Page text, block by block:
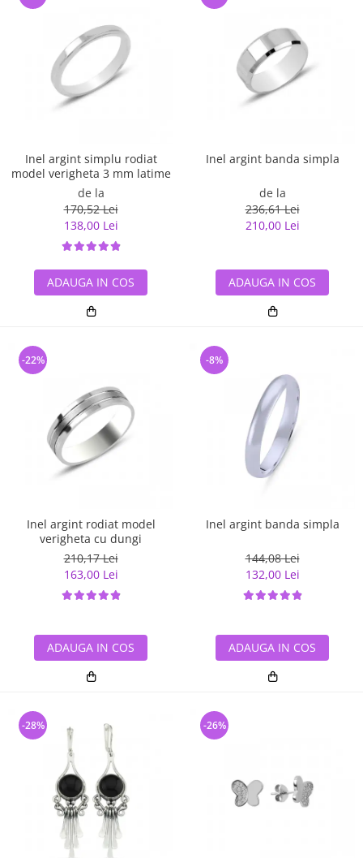
Inel argint simplu rodiat
model verigheta 3 mm latime
de la
170,52 Lei
138,00 Lei
ADAUGA IN COS
Inel argint banda simpla
de la
236,61 Lei
210,00 Lei
ADAUGA IN COS
Inel argint rodiat model
verigheta cu dungi
210,17 Lei
163,00 Lei
-22%
ADAUGA IN COS
Inel argint banda simpla
144,08 Lei
132,00 Lei
-8%
ADAUGA IN COS
-28% -26%